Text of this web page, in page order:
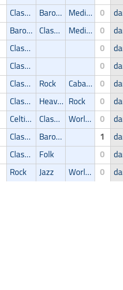
Classic Baroque Medieval music/renaissance 0
Baroque Classic Medieval music/renaissance 0
Classic 0
Classic 0
Classic Rock Cabaret/Variétés 0
Classic Heavy-Metal Rock 0
Celtique Classic World Music 0
Classic Baroque 1
Classic Folk 0
Rock Jazz World Music 0